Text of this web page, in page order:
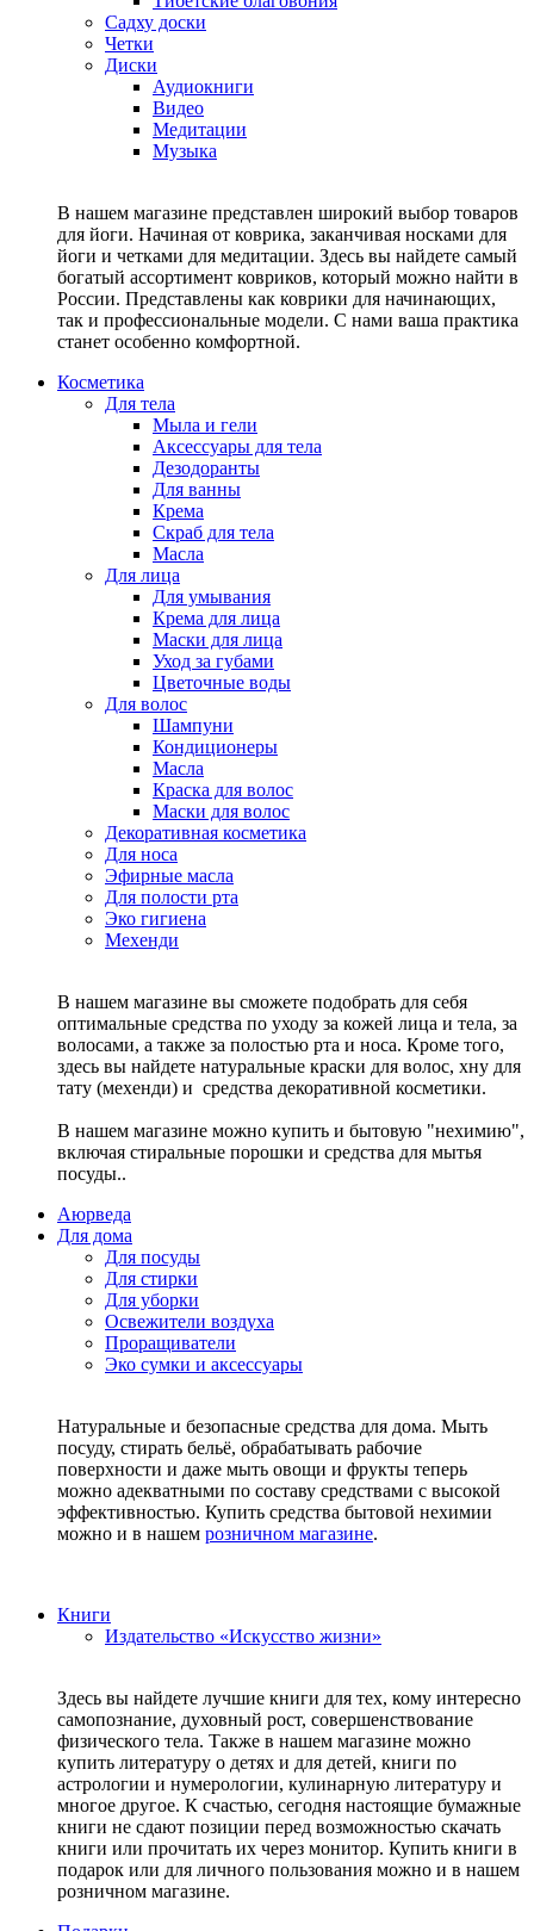
Садху доски
Четки
Диски
Аудиокниги
Видео
Медитации
Музыка
В нашем магазине представлен широкий выбор товаров
для йоги. Начиная от коврика, заканчивая носками для
йоги и четками для медитации. Здесь вы найдете самый
богатый ассортимент ковриков, который можно найти в
России. Представлены как коврики для начинающих,
так и профессиональные модели. С нами ваша практика
станет особенно комфортной.
Косметика
Для тела
Мыла и гели
Аксессуары для тела
Дезодоранты
Для ванны
Крема
Скраб для тела
Масла
Для лица
Для умывания
Крема для лица
Маски для лица
Уход за губами
Цветочные воды
Для волос
Шампуни
Кондиционеры
Масла
Краска для волос
Маски для волос
Декоративная косметика
Для носа
Эфирные масла
Для полости рта
Эко гигиена
Мехенди
В нашем магазине вы сможете подобрать для себя
оптимальные средства по уходу за кожей лица и тела, за
волосами, а также за полостью рта и носа. Кроме того,
здесь вы найдете натуральные краски для волос, хну для
тату (мехенди) и средства декоративной косметики.
В нашем магазине можно купить и бытовую "нехимию",
включая стиральные порошки и средства для мытья
посуды..
Аюрведа
Для дома
Для посуды
Для стирки
Для уборки
Освежители воздуха
Проращиватели
Эко сумки и аксессуары
Натуральные и безопасные средства для дома. Мыть
посуду, стирать бельё, обрабатывать рабочие
поверхности и даже мыть овощи и фрукты теперь
можно адекватными по составу средствами с высокой
эффективностью. Купить средства бытовой нехимии
можно и в нашем розничном магазине.
Книги
Издательство «Искусство жизни»
Здесь вы найдете лучшие книги для тех, кому интересно
самопознание, духовный рост, совершенствование
физического тела. Также в нашем магазине можно
купить литературу о детях и для детей, книги по
астрологии и нумерологии, кулинарную литературу и
многое другое. К счастью, сегодня настоящие бумажные
книги не сдают позиции перед возможностью скачать
книги или прочитать их через монитор. Купить книги в
подарок или для личного пользования можно и в нашем
розничном магазине.